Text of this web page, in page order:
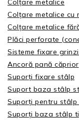
Colțare metalice
Colțare metalice cu
Colțare metalice
Plăci perforate
Sisteme fixare
Ancoră pană căprior
Suporți fixare stâlp
Suport baza stâlp
Suporți pentru stâlp
Suporți baza stâlp